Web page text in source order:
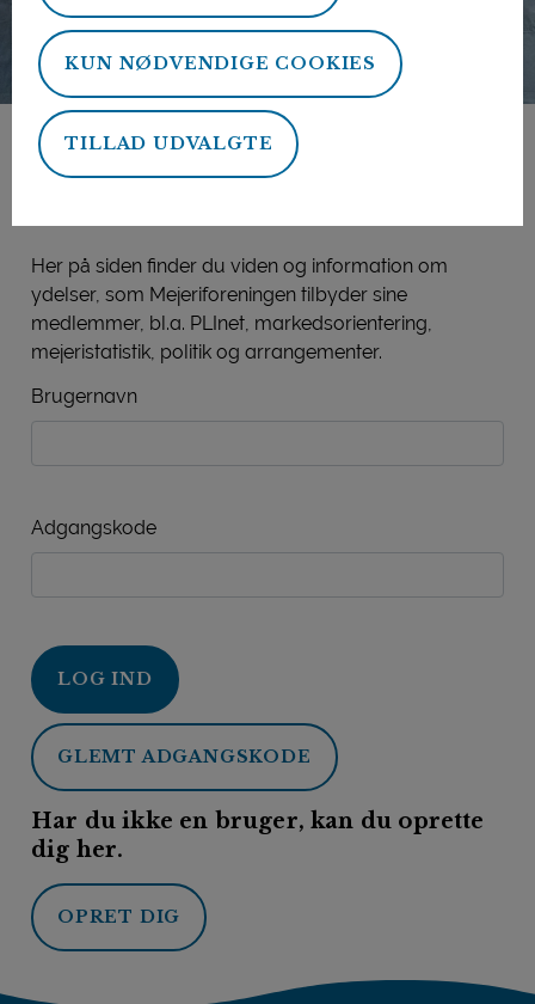
KUN NØDVENDIGE COOKIES
TILLAD UDVALGTE
Mejeriforeningens
Her på siden finder du viden og information om
ydelser, som Mejeriforeningen tilbyder sine
medlemmer, bl.a. PLInet, markedsorientering,
mejeristatistik, politik og arrangementer.
Brugernavn
Adgangskode
LOG IND
GLEMT ADGANGSKODE
Har du ikke en bruger, kan du oprette
dig her.
OPRET DIG